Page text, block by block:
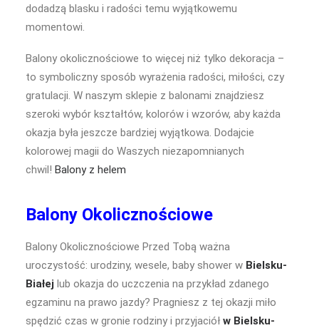
dodadzą blasku i radości temu wyjątkowemu
momentowi.
Balony okolicznościowe to więcej niż tylko dekoracja –
to symboliczny sposób wyrażenia radości, miłości, czy
gratulacji. W naszym sklepie z balonami znajdziesz
szeroki wybór kształtów, kolorów i wzorów, aby każda
okazja była jeszcze bardziej wyjątkowa. Dodajcie
kolorowej magii do Waszych niezapomnianych
chwil! Balony z helem
Balony Okolicznościowe
Balony Okolicznościowe Przed Tobą ważna
uroczystość: urodziny, wesele, baby shower w Bielsku-
Białej lub okazja do uczczenia na przykład zdanego
egzaminu na prawo jazdy? Pragniesz z tej okazji miło
spędzić czas w gronie rodziny i przyjaciół w Bielsku-